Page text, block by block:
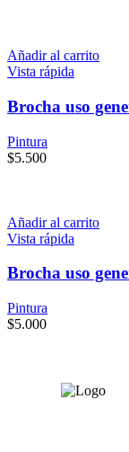
Añadir al carrito
Vista rápida
Brocha uso
Pintura
$5.500
Añadir al carrito
Vista rápida
Brocha uso
Pintura
$5.000